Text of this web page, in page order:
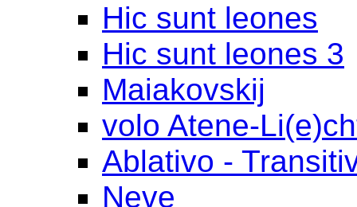
Hic sunt leones
Hic sunt leones 3
Maiakovskij
volo Atene-
Ablativo -
Neve